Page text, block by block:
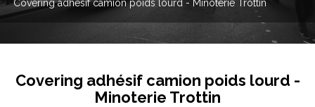
Covering adhésif camion poids lourd - Minoterie Trottin
Covering adhésif camion poids lourd -
Minoterie Trottin